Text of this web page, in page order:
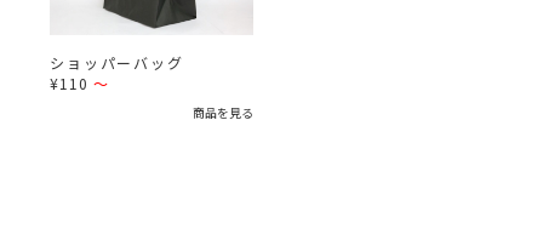
ショッパーバッグ
¥110 ～
商品を見る